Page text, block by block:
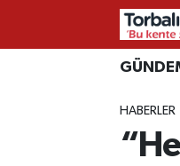
HABERLER
İzmir Nöbetçi
İzmir Hava Durumu
İzmir Namaz